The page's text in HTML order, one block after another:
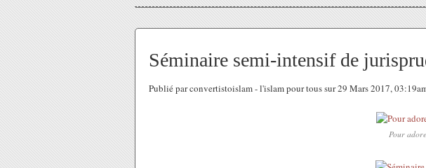
Séminaire semi-intensif de
Publié par convertistoislam - l'islam pour tous sur 29 Mars 2017,
Pour